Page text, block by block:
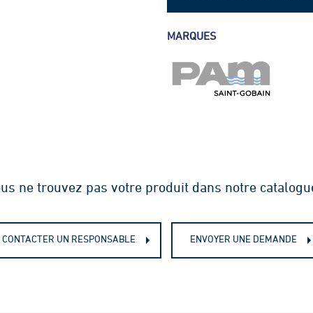
MARQUES
ne trouvez pas votre produit dans notre
CONTACTER UN RESPONSABLE ENVOYER UNE DEMANDE